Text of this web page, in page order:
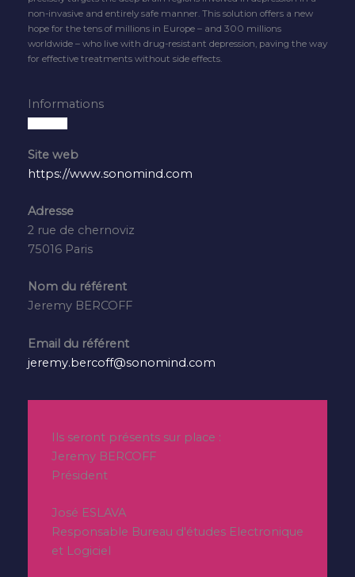
non-invasive and entirely safe manner. This solution offers a new
hope for the tens of millions in Europe – and 300 millions
worldwide – who live with drug-resistant depression, paving the way
for effective treatments without side effects.
Informations
Site web
https://www.sonomind.com
Adresse
2 rue de chernoviz
75016 Paris
Nom du référent
Jeremy BERCOFF
Email du référent
jeremy.bercoff@sonomind.com
Ils seront présents sur place :
Jeremy BERCOFF
Président
José ESLAVA
Responsable Bureau d'études Electronique
et Logiciel